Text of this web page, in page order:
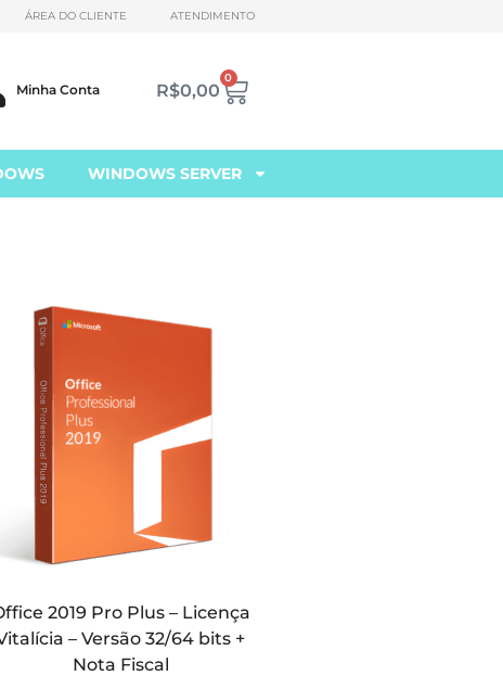
ÁREA DO CLIENTE ATENDIMENTO
Minha Conta R$0,00
0
WINDOWS SERVER
2019 Pro Plus – Licença
– Versão 32/64 bits +
Nota Fiscal